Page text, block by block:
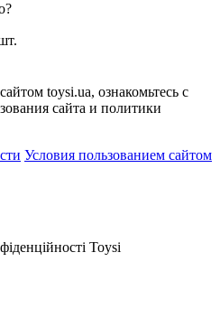
toysi.ua, ознакомьтесь с
сайта и политики
Условия пользованием сайтом
Toysi